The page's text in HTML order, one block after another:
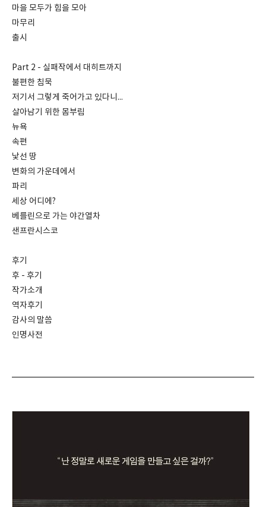
마을 모두가 힘을 모아
마무리
출시
Part 2 - 실패작에서 대히트까지
불편한 침묵
저기서 그렇게 죽어가고 있다니...
살아남기 위한 몸부림
뉴욕
속편
낯선 땅
변화의 가운데에서
파리
세상 어디에?
베를린으로 가는 야간열차
샌프란시스코
후기
후 - 후기
작가소개
역자후기
감사의 말씀
인명사전